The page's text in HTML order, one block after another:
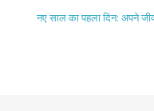
नए साल का पहला दिन: अपने